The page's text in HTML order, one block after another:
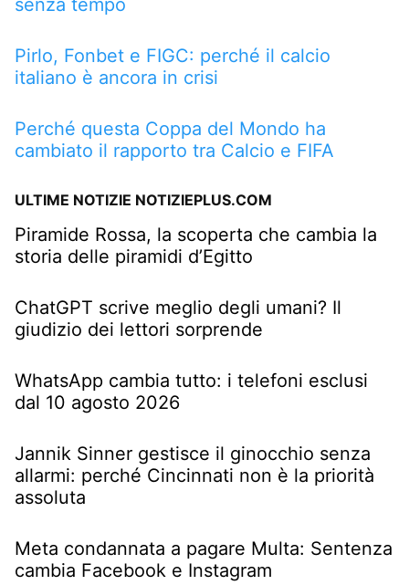
Pirlo, Fonbet e FIGC: perché il calcio
italiano è ancora in crisi
Perché questa Coppa del Mondo ha
cambiato il rapporto tra Calcio e FIFA
ULTIME NOTIZIE NOTIZIEPLUS.COM
Piramide Rossa, la scoperta che cambia la
storia delle piramidi d’Egitto
ChatGPT scrive meglio degli umani? Il
giudizio dei lettori sorprende
WhatsApp cambia tutto: i telefoni esclusi
dal 10 agosto 2026
Jannik Sinner gestisce il ginocchio senza
allarmi: perché Cincinnati non è la priorità
assoluta
Meta condannata a pagare Multa: Sentenza
cambia Facebook e Instagram